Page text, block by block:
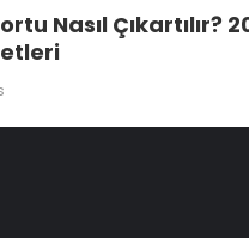
Nasıl Çıkartılır?